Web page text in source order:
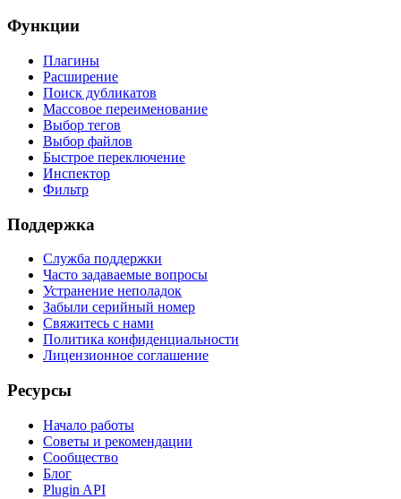
Функции
Плагины
Расширение
Поиск дубликатов
Массовое переименование
Выбор тегов
Выбор файлов
Быстрое переключение
Инспектор
Фильтр
Поддержка
Служба поддержки
Часто задаваемые вопросы
Устранение неполадок
Забыли серийный номер
Свяжитесь с нами
Политика конфиденциальности
Лицензионное соглашение
Ресурсы
Начало работы
Советы и рекомендации
Сообщество
Блог
Plugin API